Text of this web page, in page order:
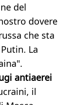
del
dovere
che sta
La
antiaerei
il